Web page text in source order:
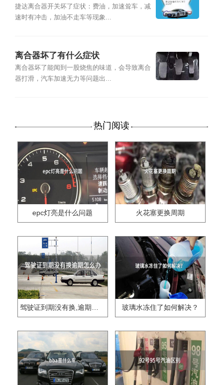
捷达离合器开关坏了症状：费油，加速耸车，减
速时有冲击，加油不走车等现象...
离合器坏了有什么症状
离合器坏了能闻到一股烧焦的味道，会导致离合
器打滑，汽车加速无力等问题出...
热门阅读
epc灯亮是什么问题 火花塞更换周期
驾驶证到期没有换,逾期怎么办?? 玻璃水冻住了如何解决？